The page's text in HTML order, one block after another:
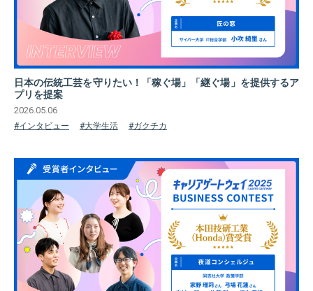
日本の伝統工芸を守りたい！「稼ぐ場」「継ぐ場」を提供するア
プリを提案
2026.05.06
#インタビュー #大学生活 #ガクチカ